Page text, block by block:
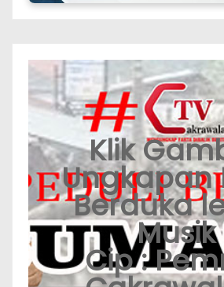
Klik
Ungkapan
Berduka
Musik
Cip :